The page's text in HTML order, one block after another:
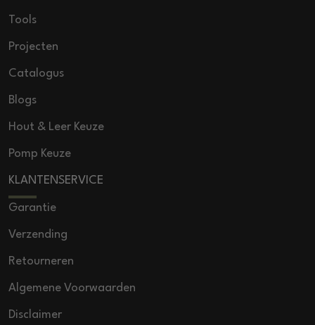
Tools
Projecten
Catalogus
Blogs
Hout & Leer Keuze
Pomp Keuze
KLANTENSERVICE
Garantie
Verzending
Retourneren
Algemene Voorwaarden
Disclaimer